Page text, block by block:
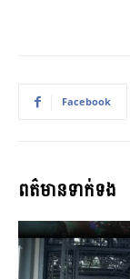
Facebook
ពត៌មានទាក់ទង